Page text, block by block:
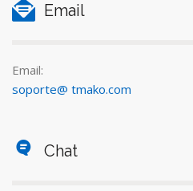
Email
Email:
soporte@ tmako.com
Chat